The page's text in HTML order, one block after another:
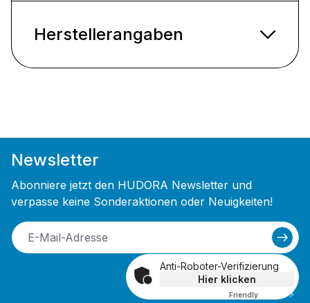
Herstellerangaben
Newsletter
Abonniere jetzt den HUDORA Newsletter und
verpasse keine Sonderaktionen oder Neuigkeiten!
Anti-Roboter-Verifizierung
Hier klicken
Friendly Captcha ⇗